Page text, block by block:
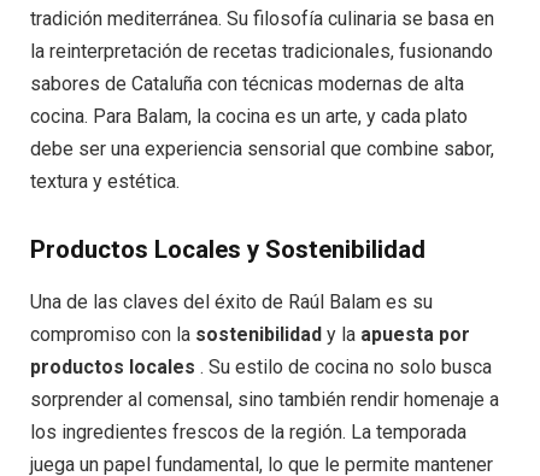
tradición mediterránea. Su filosofía culinaria se basa en
la reinterpretación de recetas tradicionales, fusionando
sabores de Cataluña con técnicas modernas de alta
cocina. Para Balam, la cocina es un arte, y cada plato
debe ser una experiencia sensorial que combine sabor,
textura y estética.
Productos Locales y Sostenibilidad
Una de las claves del éxito de Raúl Balam es su
compromiso con la sostenibilidad y la apuesta por
productos locales . Su estilo de cocina no solo busca
sorprender al comensal, sino también rendir homenaje a
los ingredientes frescos de la región. La temporada
juega un papel fundamental, lo que le permite mantener